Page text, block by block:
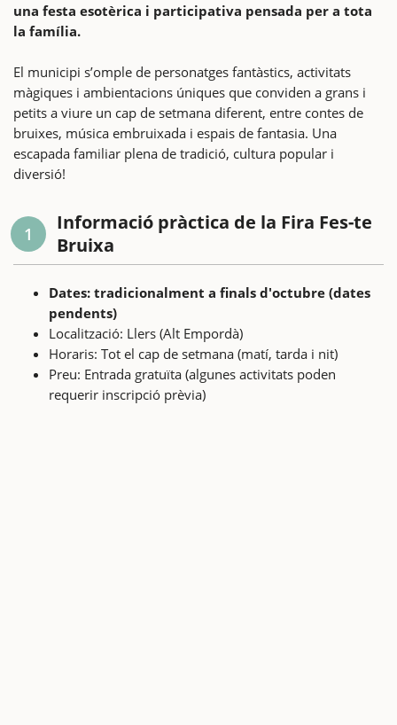
una festa esotèrica i participativa pensada per a tota
la família.
El municipi s’omple de personatges fantàstics, activitats
màgiques i ambientacions úniques que conviden a grans i
petits a viure un cap de setmana diferent, entre contes de
bruixes, música embruixada i espais de fantasia. Una
escapada familiar plena de tradició, cultura popular i
diversió!
1
Informació pràctica de la Fira Fes-te
Bruixa
Dates: tradicionalment a finals d'octubre (dates
pendents)
Localització: Llers (Alt Empordà)
Horaris: Tot el cap de setmana (matí, tarda i nit)
Preu: Entrada gratuïta (algunes activitats poden
requerir inscripció prèvia)